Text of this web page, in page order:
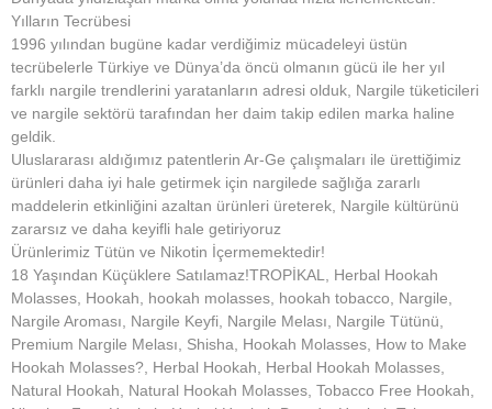
Yılların Tecrübesi
1996 yılından bugüne kadar verdiğimiz mücadeleyi üstün
tecrübelerle Türkiye ve Dünya’da öncü olmanın gücü ile her yıl
farklı nargile trendlerini yaratanların adresi olduk, Nargile tüketicileri
ve nargile sektörü tarafından her daim takip edilen marka haline
geldik.
Uluslararası aldığımız patentlerin Ar-Ge çalışmaları ile ürettiğimiz
ürünleri daha iyi hale getirmek için nargilede sağlığa zararlı
maddelerin etkinliğini azaltan ürünleri üreterek, Nargile kültürünü
zararsız ve daha keyifli hale getiriyoruz
Ürünlerimiz Tütün ve Nikotin İçermemektedir!
18 Yaşından Küçüklere Satılamaz!TROPİKAL, Herbal Hookah
Molasses, Hookah, hookah molasses, hookah tobacco, Nargile,
Nargile Aroması, Nargile Keyfi, Nargile Melası, Nargile Tütünü,
Premium Nargile Melası, Shisha, Hookah Molasses, How to Make
Hookah Molasses?, Herbal Hookah, Herbal Hookah Molasses,
Natural Hookah, Natural Hookah Molasses, Tobacco Free Hookah,